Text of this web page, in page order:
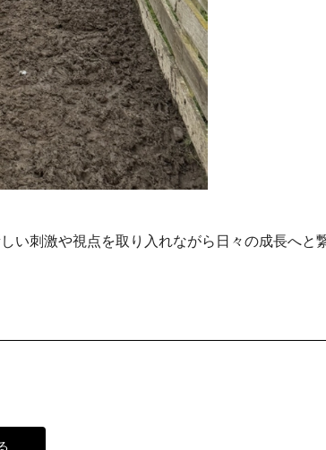
い刺激や視点を取り入れながら日々の成長へと